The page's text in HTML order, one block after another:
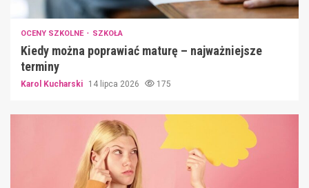
OCENY SZKOLNE SZKOŁA
Kiedy można poprawiać maturę – najważniejsze
terminy
Karol Kucharski 14 lipca 2026 175